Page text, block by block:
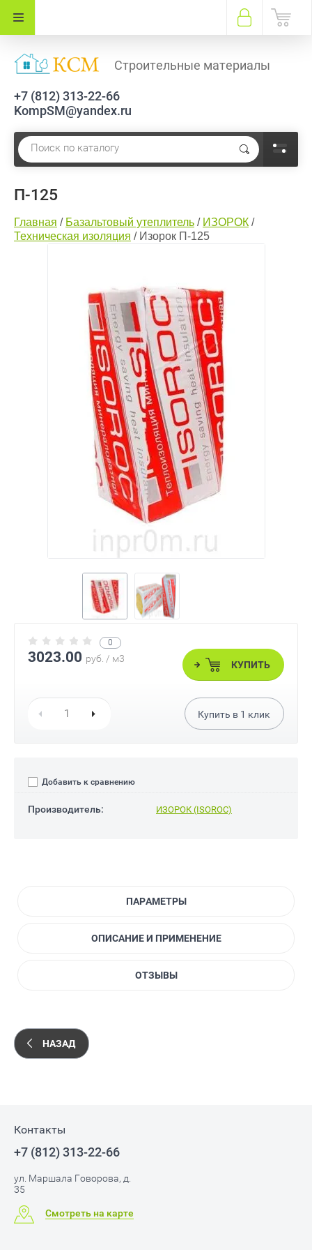
Строительные материалы
+7 (812) 313-22-66
KompSM@yandex.ru
П-125
Главная / Базальтовый утеплитель / ИЗОРОК /
Техническая изоляция / Изорок П-125
0
3023.00 руб. / м3
КУПИТЬ
Купить в 1 клик
Добавить к сравнению
Производитель: ИЗОРОК (ISOROC)
ПАРАМЕТРЫ
ОПИСАНИЕ И ПРИМЕНЕНИЕ
ОТЗЫВЫ
НАЗАД
Контакты
+7 (812) 313-22-66
ул. Маршала Говорова, д.
35
Смотреть на карте